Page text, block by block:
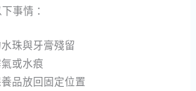
事情：
珠與牙膏殘留
或水痕
品放回固定位置